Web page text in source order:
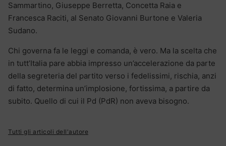
Sammartino, Giuseppe Berretta, Concetta Raia e
Francesca Raciti, al Senato Giovanni Burtone e Valeria
Sudano.
Chi governa fa le leggi e comanda, è vero. Ma la scelta che
in tutt’Italia pare abbia impresso un’accelerazione da parte
della segreteria del partito verso i fedelissimi, rischia, anzi
di fatto, determina un’implosione, fortissima, a partire da
subito. Quello di cui il Pd (PdR) non aveva bisogno.
Tutti gli articoli dell'autore